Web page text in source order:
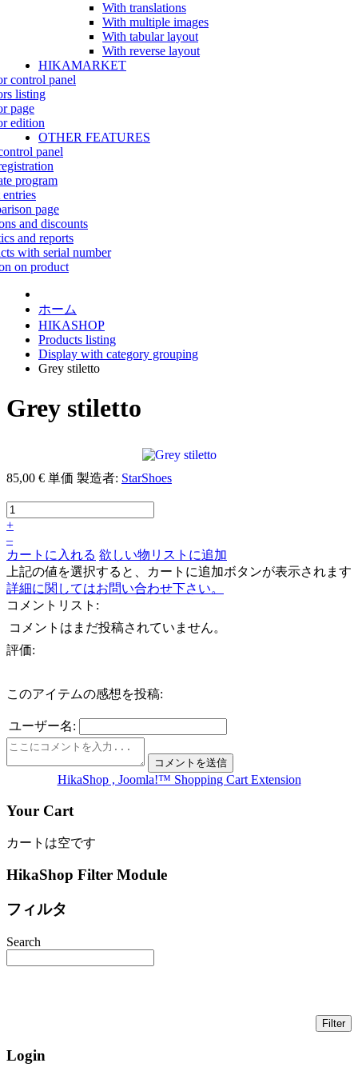
With translations
With multiple images
With tabular layout
With reverse layout
HIKAMARKET
control panel
listing
page
edition
OTHER FEATURES
panel
program
page
and discounts
and reports
with serial number
on product
ホーム
HIKASHOP
Products listing
Display with category grouping
Grey stiletto
Grey stiletto
85,00 € 単価 製造者: StarShoes
+
–
カートに入れる 欲しい物リストに追加
上記の値を選択すると、カートに追加ボタンが表示されます
詳細に関してはお問い合わせ下さい。
コメントリスト:
コメントはまだ投稿されていません。
評価:
このアイテムの感想を投稿:
ユーザー名:
HikaShop , Joomla!™ Shopping Cart Extension
Your Cart
カートは空です
HikaShop Filter Module
フィルタ
Search
Login